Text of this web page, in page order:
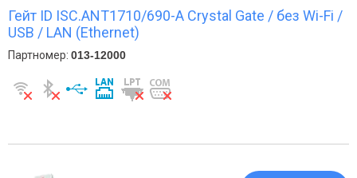
Гейт ID ISC.ANT1710/690-A Crystal Gate / без Wi-Fi /
USB / LAN (Ethernet)
Партномер: 013-12000